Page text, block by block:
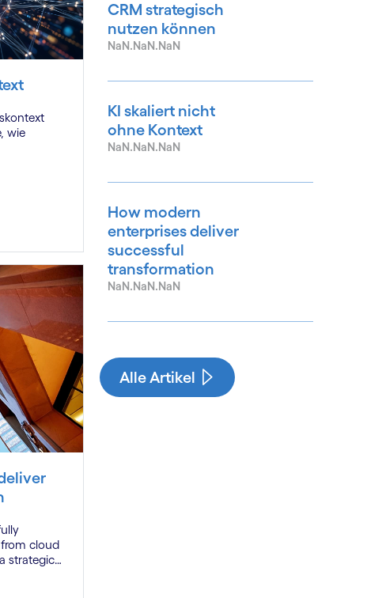
wie
cloud
strategic
CRM strategisch
nutzen können
NaN.NaN.NaN
KI skaliert nicht
ohne Kontext
NaN.NaN.NaN
How modern
enterprises deliver
successful
transformation
NaN.NaN.NaN
See more
Alle Artikel